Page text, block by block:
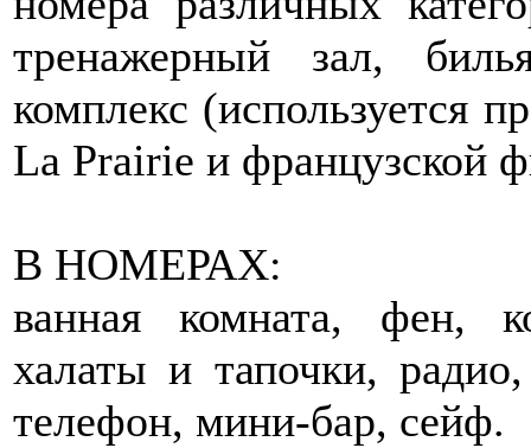
тренажерный зал,
комплекс (используется
La Prairie и французской
В НОМЕРАХ:
ванная комната, фен,
халаты и тапочки,
телефон, мини-бар, сейф.